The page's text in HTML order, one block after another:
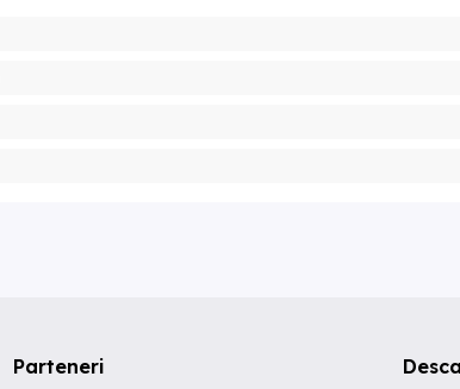
Parteneri